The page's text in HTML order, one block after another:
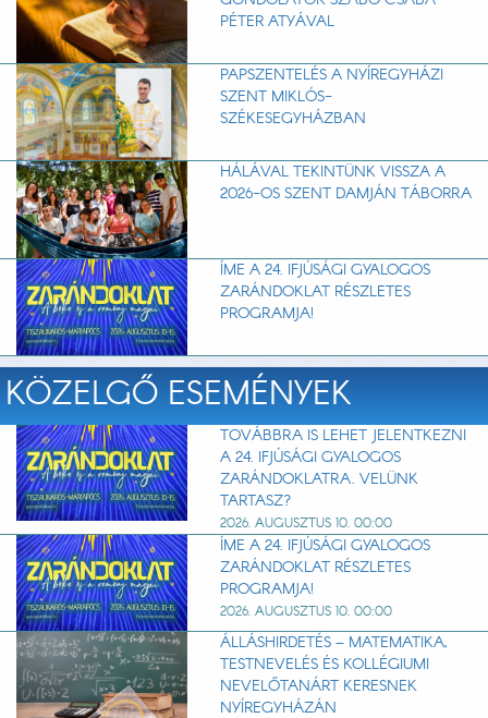
PÉTER ATYÁVAL
PAPSZENTELÉS A NYÍREGYHÁZI
SZENT MIKLÓS-
SZÉKESEGYHÁZBAN
HÁLÁVAL TEKINTÜNK VISSZA A
2026-OS SZENT DAMJÁN TÁBORRA
ÍME A 24. IFJÚSÁGI GYALOGOS
ZARÁNDOKLAT RÉSZLETES
PROGRAMJA!
KÖZELGŐ ESEMÉNYEK
TOVÁBBRA IS LEHET JELENTKEZNI
A 24. IFJÚSÁGI GYALOGOS
ZARÁNDOKLATRA. VELÜNK
TARTASZ?
2026. AUGUSZTUS 10. 00:00
ÍME A 24. IFJÚSÁGI GYALOGOS
ZARÁNDOKLAT RÉSZLETES
PROGRAMJA!
2026. AUGUSZTUS 10. 00:00
ÁLLÁSHIRDETÉS – MATEMATIKA,
TESTNEVELÉS ÉS KOLLÉGIUMI
NEVELŐTANÁRT KERESNEK
NYÍREGYHÁZÁN